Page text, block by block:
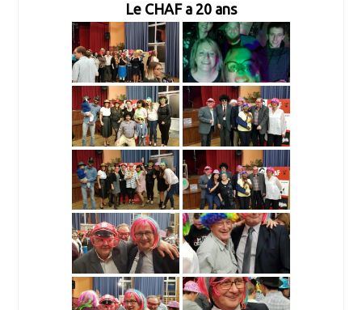
Le CHAF a 20 ans